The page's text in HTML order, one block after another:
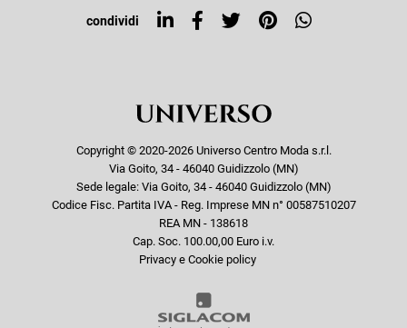
Top ricerche
condividi
Copyright © 2020-2026 Universo Centro Moda s.r.l.
Via Goito, 34 - 46040 Guidizzolo (MN)
Sede legale: Via Goito, 34 - 46040 Guidizzolo (MN)
Codice Fisc. Partita IVA - Reg. Imprese MN n° 00587510207
REA MN - 138618
Cap. Soc. 100.00,00 Euro i.v.
Privacy e Cookie policy